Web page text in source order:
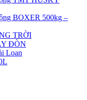
BOXER 500kg –
TRỜI
ĐÒN
Loan